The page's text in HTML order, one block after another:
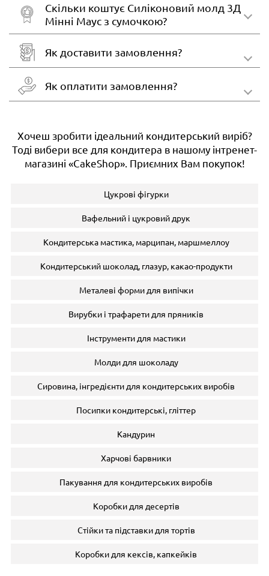
Скільки коштує Силіконовий молд 3Д
Мінні Маус з сумочкою?
Як доставити замовлення?
Як оплатити замовлення?
Хочеш зробити ідеальний кондитерський виріб?
Тоді вибери все для кондитера в нашому інтренет-
магазині «CakeShop». Приємних Вам покупок!
Цукрові фігурки
Вафельний і цукровий друк
Кондитерська мастика, марципан, маршмеллоу
Кондитерський шоколад, глазур, какао-продукти
Металеві форми для випічки
Вирубки і трафарети для пряників
Інструменти для мастики
Молди для шоколаду
Сировина, інгредієнти для кондитерських виробів
Посипки кондитерські, гліттер
Кандурин
Харчові барвники
Пакування для кондитерських виробів
Коробки для десертів
Стійки та підставки для тортів
Коробки для кексів, капкейків